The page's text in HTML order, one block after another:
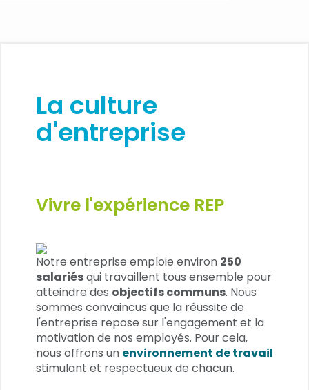
La culture
d'entreprise
Vivre l'expérience REP
Notre entreprise emploie environ 250
salariésqui travaillent tous ensemble pour
atteindre des objectifs communs. Nous
sommes convaincus que la réussite de
l'entreprise repose sur l'engagement et la
motivation de nos employés. Pour cela,
nous offrons un environnement de travail
stimulant et respectueux de chacun.